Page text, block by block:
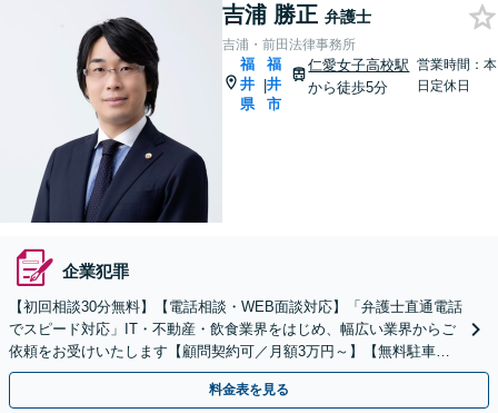
吉浦 勝正 弁護士
吉浦・前田法律事務所
福
井
県
|
福
井
市
仁愛女子高校駅
から徒歩5分
営業時間：本
日定休日
企業犯罪
【初回相談30分無料】【電話相談・WEB面談対応】「弁護士直通電話
でスピード対応」IT・不動産・飲食業界をはじめ、幅広い業界からご
依頼をお受けいたします【顧問契約可／月額3万円～】【無料駐車場
あり】【当日・夜間・土日対応可（要相談）】
料金表を見る